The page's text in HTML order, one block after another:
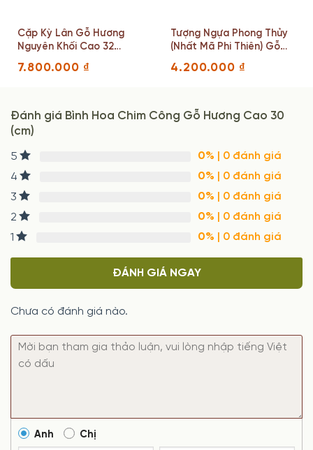
Cặp Kỳ Lân Gỗ Hương
Nguyên Khối Cao 32
7.800.000 ₫
Tượng Ngựa Phong Thủy
(Nhất Mã Phi Thiên) Gỗ
Sâu 11 (cm)
4.200.000 ₫
Đánh giá Bình Hoa Chim Công Gỗ Hương Cao 30
(cm)
5 0% | 0 đánh giá
4
0% | 0 đánh giá
3
0% | 0 đánh giá
2
0% | 0 đánh giá
1
0% | 0 đánh giá
ĐÁNH GIÁ NGAY
Chưa có đánh giá nào.
Anh Chị